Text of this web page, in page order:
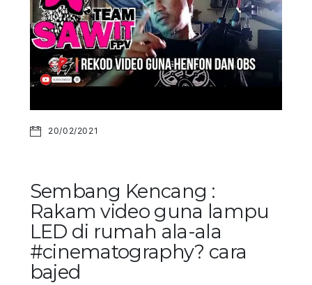
20/02/2021
Sembang Kencang :
Rakam video guna lampu
LED di rumah ala-ala
#cinematography? cara
bajed